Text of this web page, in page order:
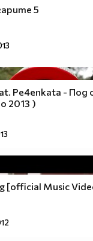
5
Pe4enkata -
2013 )
[official Music